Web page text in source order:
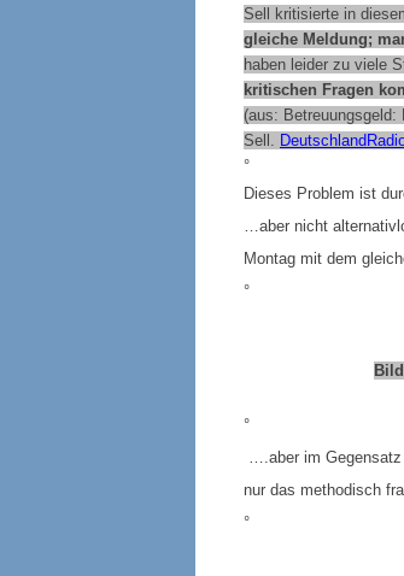
Sell kritisierte in
gleiche Meldung;
haben leider zu viele
kritischen Fragen
(aus: Betreuungsgeld:
Sell.
°
Dieses Problem ist
…aber nicht
Montag mit dem
°
°
….aber im Gegensatz
nur das methodisch
°